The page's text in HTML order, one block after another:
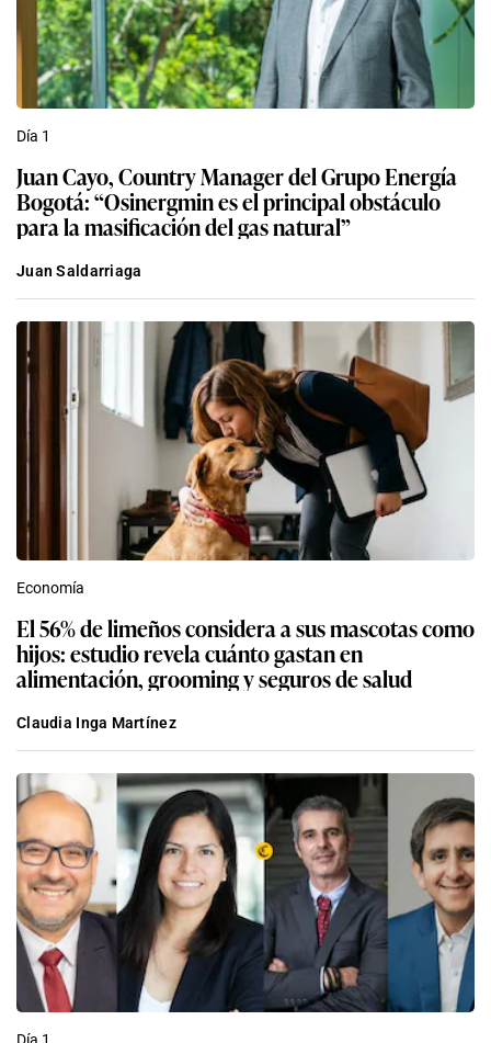
Día 1
Juan Cayo, Country Manager del Grupo Energía
Bogotá: “Osinergmin es el principal obstáculo
para la masificación del gas natural”
Juan Saldarriaga
Economía
El 56% de limeños considera a sus mascotas como
hijos: estudio revela cuánto gastan en
alimentación, grooming y seguros de salud
Claudia Inga Martínez
Día 1